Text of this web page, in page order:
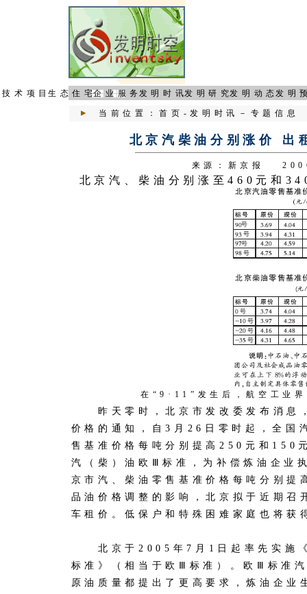
术项目生态住宅企业服务发明时讯发明研究发明动态发明
当前位置：首页 -发明时讯 － 专题信息
北京汽柴油分别涨价 出
来源：新京报
北京汽、柴油分别涨至460元和
在“9·11”发生后，航空工业
昨天零时，北京市发改委发布消息
价格的通知，自3月26日零时起，全国
售基准价格每吨分别提高250元和150
汽（柴）油欧Ⅲ标准，为补偿炼油企业
京市汽、柴油零售基准价格每吨分别
品油价格调整的影响，北京拟于近期召
车租价。低保户和特殊困难家庭也将获
北京于2005年7月1日起率先实施《
标准》（相当于欧Ⅲ标准）。欧Ⅲ标准
原油质量都提出了更高要求，炼油企业